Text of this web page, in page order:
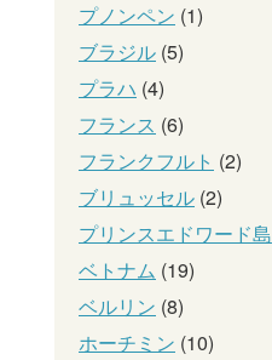
プノンペン (1)
ブラジル (5)
プラハ (4)
フランス (6)
フランクフルト (2)
ブリュッセル (2)
プリンスエドワード島
ベトナム (19)
ベルリン (8)
ホーチミン (10)